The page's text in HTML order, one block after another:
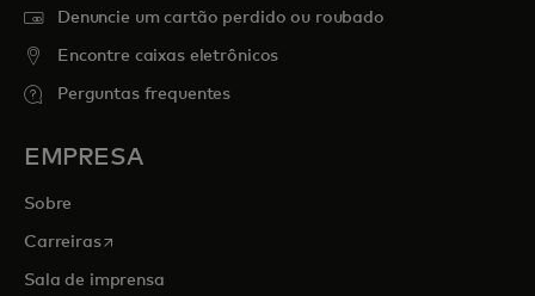
Denuncie um cartão perdido ou roubado
Encontre caixas eletrônicos
Perguntas frequentes
EMPRESA
Sobre
Carreirasabre em uma nova guia
Sala de imprensa